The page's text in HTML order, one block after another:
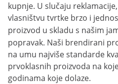
kupnje. U slučaju
vlasništvu tvrtke brzo i
proizvod u skladu s našim
popravak. Naši brendirani
na umu najviše standarde
prvoklasnih proizvoda na
godinama koje dolaze.